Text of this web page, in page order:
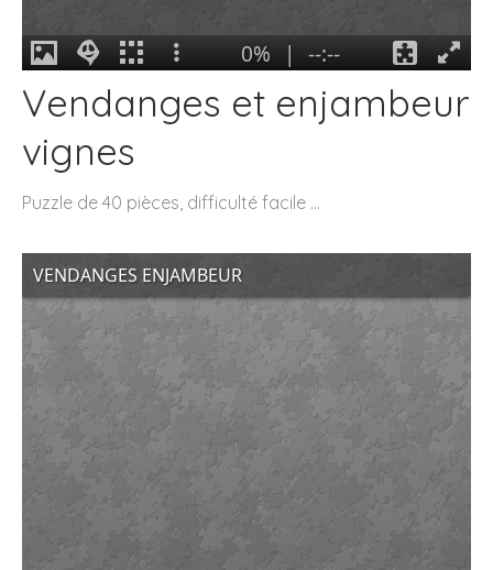
Vendanges et enjambeur
vignes
Puzzle de 40 pièces, difficulté facile …